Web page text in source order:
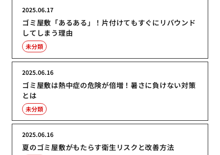
ゴミ屋敷「あるある」！片付けてもすぐにリバウンド
してしまう理由
2025.06.17
未分類
ゴミ屋敷は熱中症の危険が倍増！暑さに負けない対策
とは
2025.06.16
未分類
夏のゴミ屋敷がもたらす衛生リスクと改善方法
2025.06.16